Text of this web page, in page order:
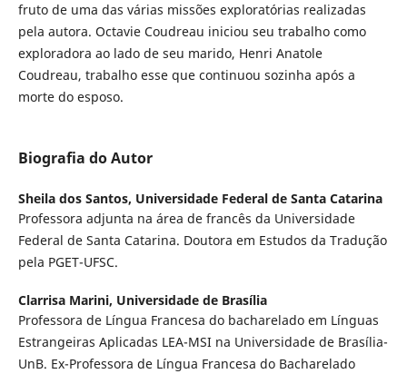
fruto de uma das várias missões exploratórias realizadas
pela autora. Octavie Coudreau iniciou seu trabalho como
exploradora ao lado de seu marido, Henri Anatole
Coudreau, trabalho esse que continuou sozinha após a
morte do esposo.
Biografia do Autor
Sheila dos Santos, Universidade Federal de Santa Catarina
Professora adjunta na área de francês da Universidade
Federal de Santa Catarina. Doutora em Estudos da Tradução
pela PGET-UFSC.
Clarrisa Marini, Universidade de Brasília
Professora de Língua Francesa do bacharelado em Línguas
Estrangeiras Aplicadas LEA-MSI na Universidade de Brasília-
UnB. Ex-Professora de Língua Francesa do Bacharelado